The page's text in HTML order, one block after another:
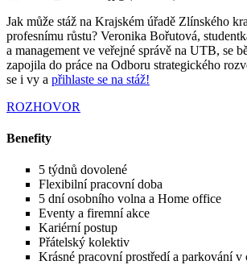
Jak může stáž na Krajském úřadě Zlínského
profesnímu růstu? Veronika Bořutová,
a management ve veřejné správě na UTB, se
zapojila do práce na Odboru strategického
se i vy a přihlaste se na stáž!
ROZHOVOR
Benefity
5 týdnů dovolené
Flexibilní pracovní doba
5 dní osobního volna a Home office
Eventy a firemní akce
Kariérní postup
Přátelský kolektiv
Krásné pracovní prostředí a parkování v